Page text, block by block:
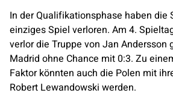
In der Qualifikationsphase haben die
einziges Spiel verloren. Am 4.
verlor die Truppe von Jan Andersson
Madrid ohne Chance mit 0:3. Zu
Faktor könnten auch die Polen mit
Robert Lewandowski werden.